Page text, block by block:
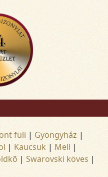
füli | Gyöngyház |
| Kaucsuk | Mell |
| Swarovski köves |